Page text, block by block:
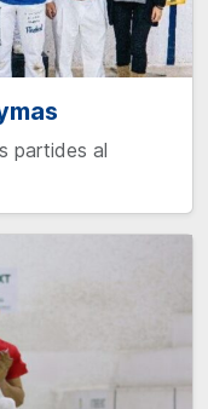
partides al